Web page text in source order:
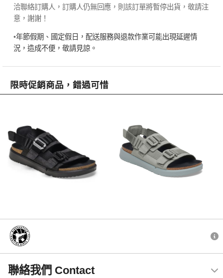
洽聯絡訂購人，訂購人仍無回應，則該訂單將暫停出貨，敬請注
意，謝謝！
•年節假期、國定假日，配送服務與退款作業可能出現延遲情
況，造成不便，敬請見諒。
限時促銷商品，錯過可惜
聯絡我們 Contact